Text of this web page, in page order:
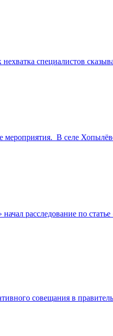
специалистов
мероприятия. В селе
расследование по
совещания в